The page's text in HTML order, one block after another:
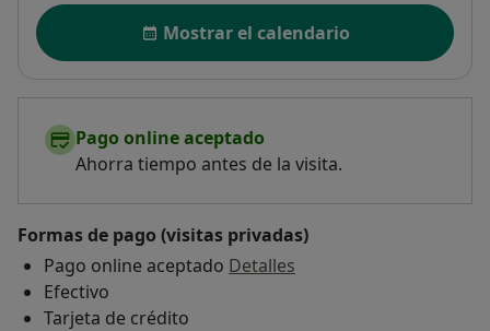
Disponibilidad
Mostrar el calendario
Pago online aceptado
Ahorra tiempo antes de la visita.
Formas de pago (visitas privadas)
Pago online aceptado Detalles
Efectivo
Tarjeta de crédito